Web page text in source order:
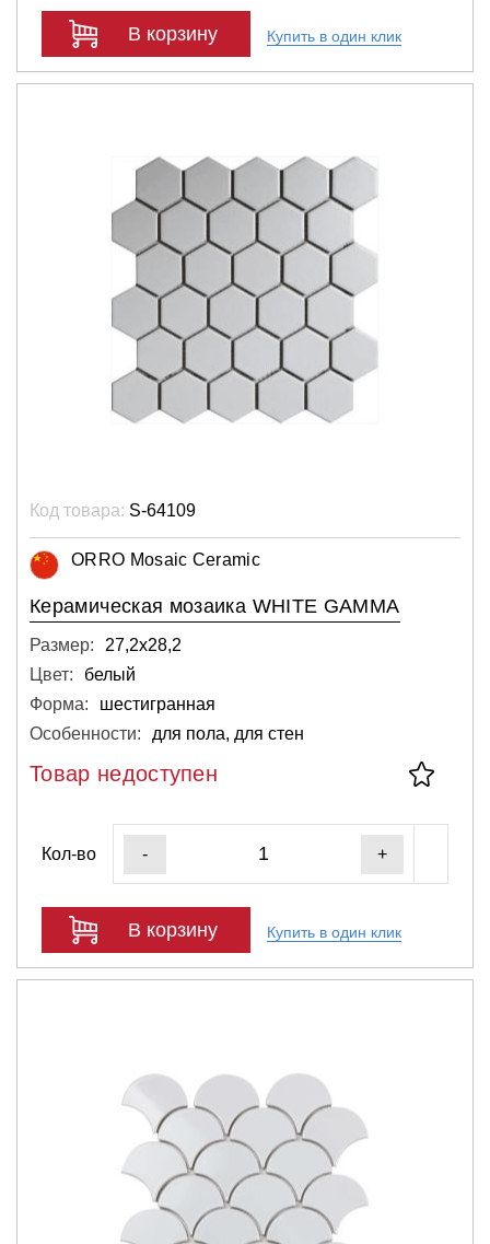
В корзину Купить в один клик
Код товара: S-64109
ORRO Mosaic Ceramic
Керамическая мозаика WHITE GAMMA
Размер:
27,2х28,2
Цвет:
белый
Форма:
шестигранная
Особенности:
для пола, для стен
Товар недоступен
Кол-во - +
В корзину Купить в один клик